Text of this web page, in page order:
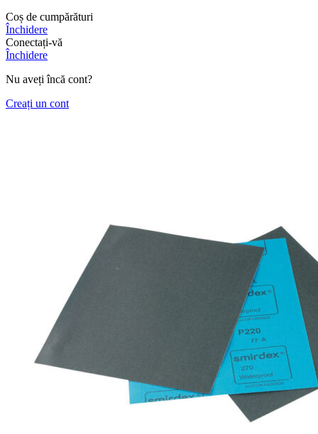
Coș de cumpărături
Închidere
Conectați-vă
Închidere
Nu aveți încă cont?
Creați un cont